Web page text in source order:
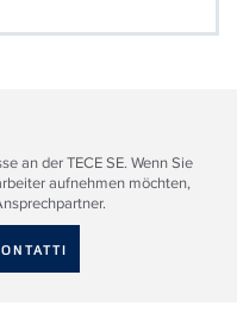
an der TECE SE. Wenn Sie
aufnehmen möchten,